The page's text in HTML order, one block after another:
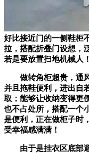
好比接近门的一侧鞋柜
拉，搭配折叠门设想，
若是要放置扫地机械人！
做转角柜超贵，通风
并且拖鞋便利，进出自
取；能够让收纳变得更
也不占处所，搭配一个
是便利，正在做柜子时
受幸福感满满！
由于是挂衣区底部避